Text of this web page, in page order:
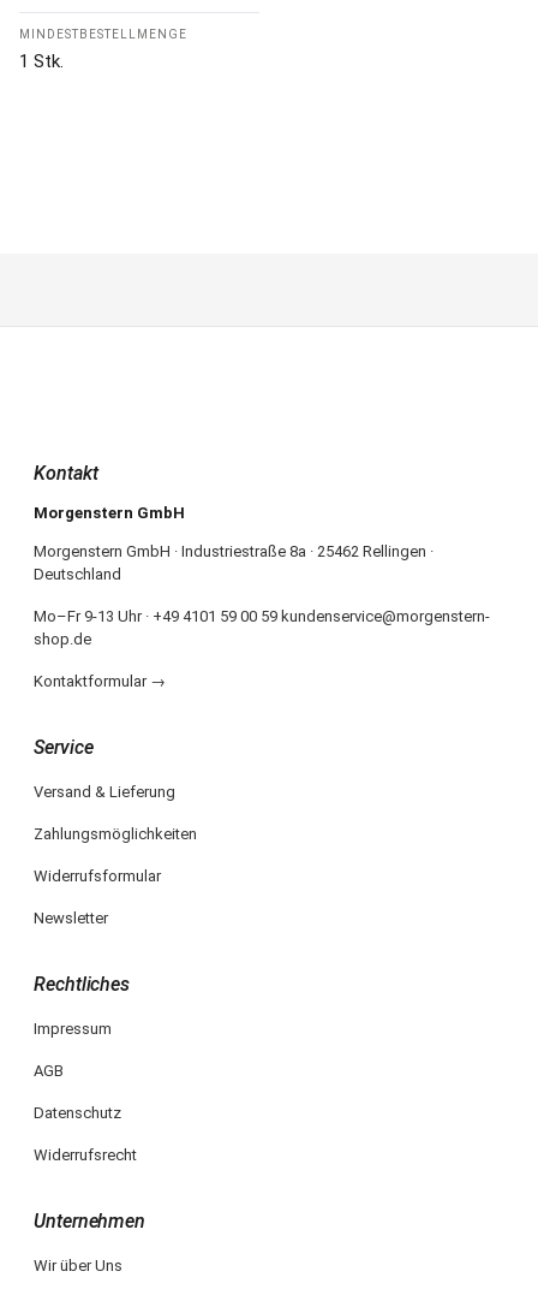
MINDESTBESTELLMENGE
1 Stk.
Kontakt
Morgenstern GmbH
Morgenstern GmbH · Industriestraße 8a · 25462 Rellingen ·
Deutschland
Mo–Fr 9-13 Uhr · +49 4101 59 00 59 kundenservice@morgenstern-
shop.de
Kontaktformular →
Service
Versand & Lieferung
Zahlungsmöglichkeiten
Widerrufsformular
Newsletter
Rechtliches
Impressum
AGB
Datenschutz
Widerrufsrecht
Unternehmen
Wir über Uns